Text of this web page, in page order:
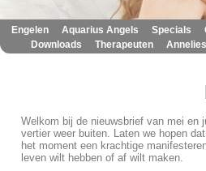
Engelen Aquarius Angels Specials
Downloads Therapeuten Annelies
Welkom bij de nieuwsbrief van mei en
vertier weer buiten. Laten we hopen
het moment een krachtige
leven wilt hebben of af wilt maken.